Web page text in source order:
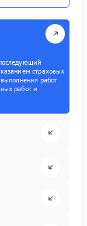
страховых
работ
работ и